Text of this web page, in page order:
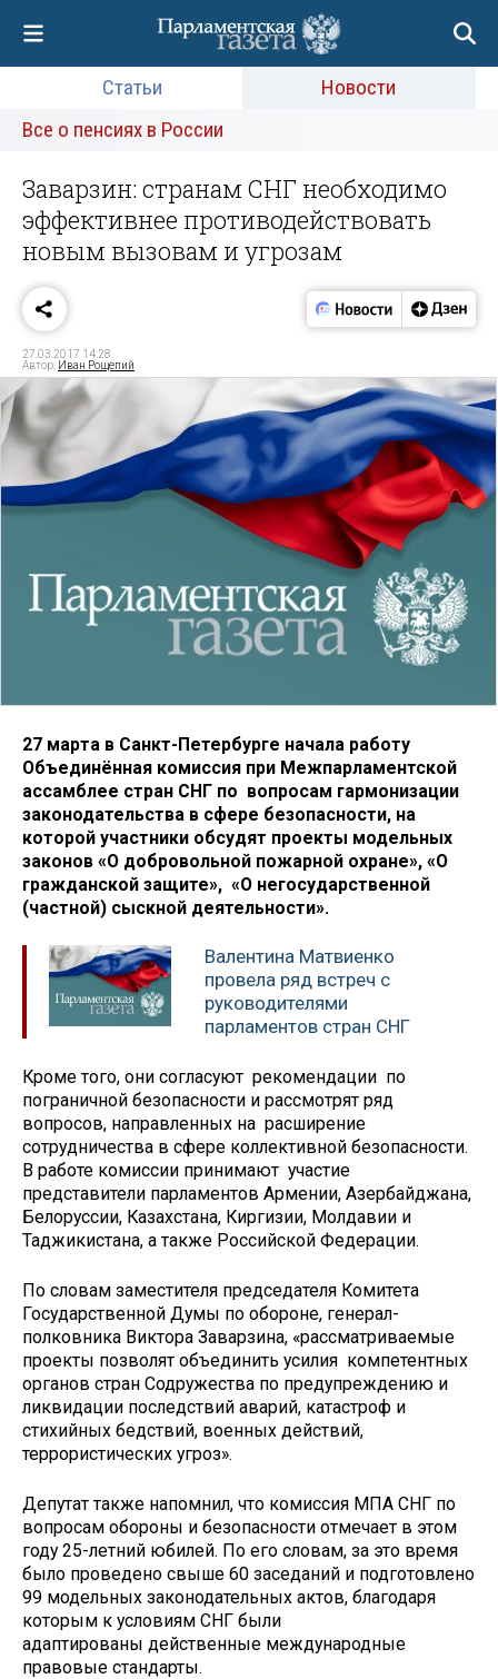
Статьи
Новости
Все о пенсиях в России
Заварзин: странам СНГ необходимо
эффективнее противодействовать
новым вызовам и угрозам
27.03.2017 14:28
Автор: Иван Рощепий
27 марта в Санкт-Петербурге начала работу
Объединённая комиссия при Межпарламентской
ассамблее стран СНГ по вопросам гармонизации
законодательства в сфере безопасности, на
которой участники обсудят проекты модельных
законов «О добровольной пожарной охране», «О
гражданской защите», «О негосударственной
(частной) сыскной деятельности».
Валентина Матвиенко
провела ряд встреч с
руководителями
парламентов стран СНГ
Кроме того, они согласуют рекомендации по
пограничной безопасности и рассмотрят ряд
вопросов, направленных на расширение
сотрудничества в сфере коллективной безопасности.
В работе комиссии принимают участие
представители парламентов Армении, Азербайджана,
Белоруссии, Казахстана, Киргизии, Молдавии и
Таджикистана, а также Российской Федерации.
По словам заместителя председателя Комитета
Государственной Думы по обороне, генерал-
полковника Виктора Заварзина, «рассматриваемые
проекты позволят объединить усилия компетентных
органов стран Содружества по предупреждению и
ликвидации последствий аварий, катастроф и
стихийных бедствий, военных действий,
террористических угроз».
Депутат также напомнил, что комиссия МПА СНГ по
вопросам обороны и безопасности отмечает в этом
году 25-летний юбилей. По его словам, за это время
было проведено свыше 60 заседаний и подготовлено
99 модельных законодательных актов, благодаря
которым к условиям СНГ были
адаптированы действенные международные
правовые стандарты.